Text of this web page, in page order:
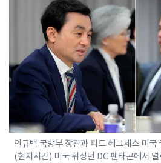
안규백 국방부 장관과 피트 헤그세스 미
(현지시간) 미국 워싱턴 DC 펜타곤에서